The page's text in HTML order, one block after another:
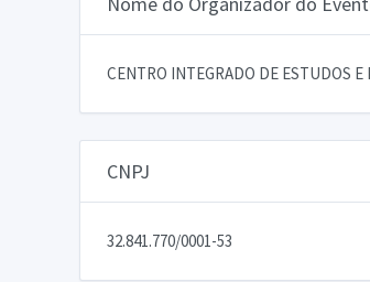
CENTRO INTEGRADO DE ESTUDOS
CNPJ
32.841.770/0001-53